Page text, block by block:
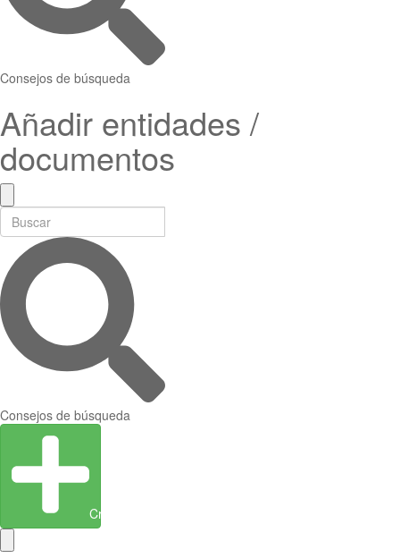
Consejos de búsqueda
Añadir entidades /
documentos
Consejos de búsqueda
Crear entidad